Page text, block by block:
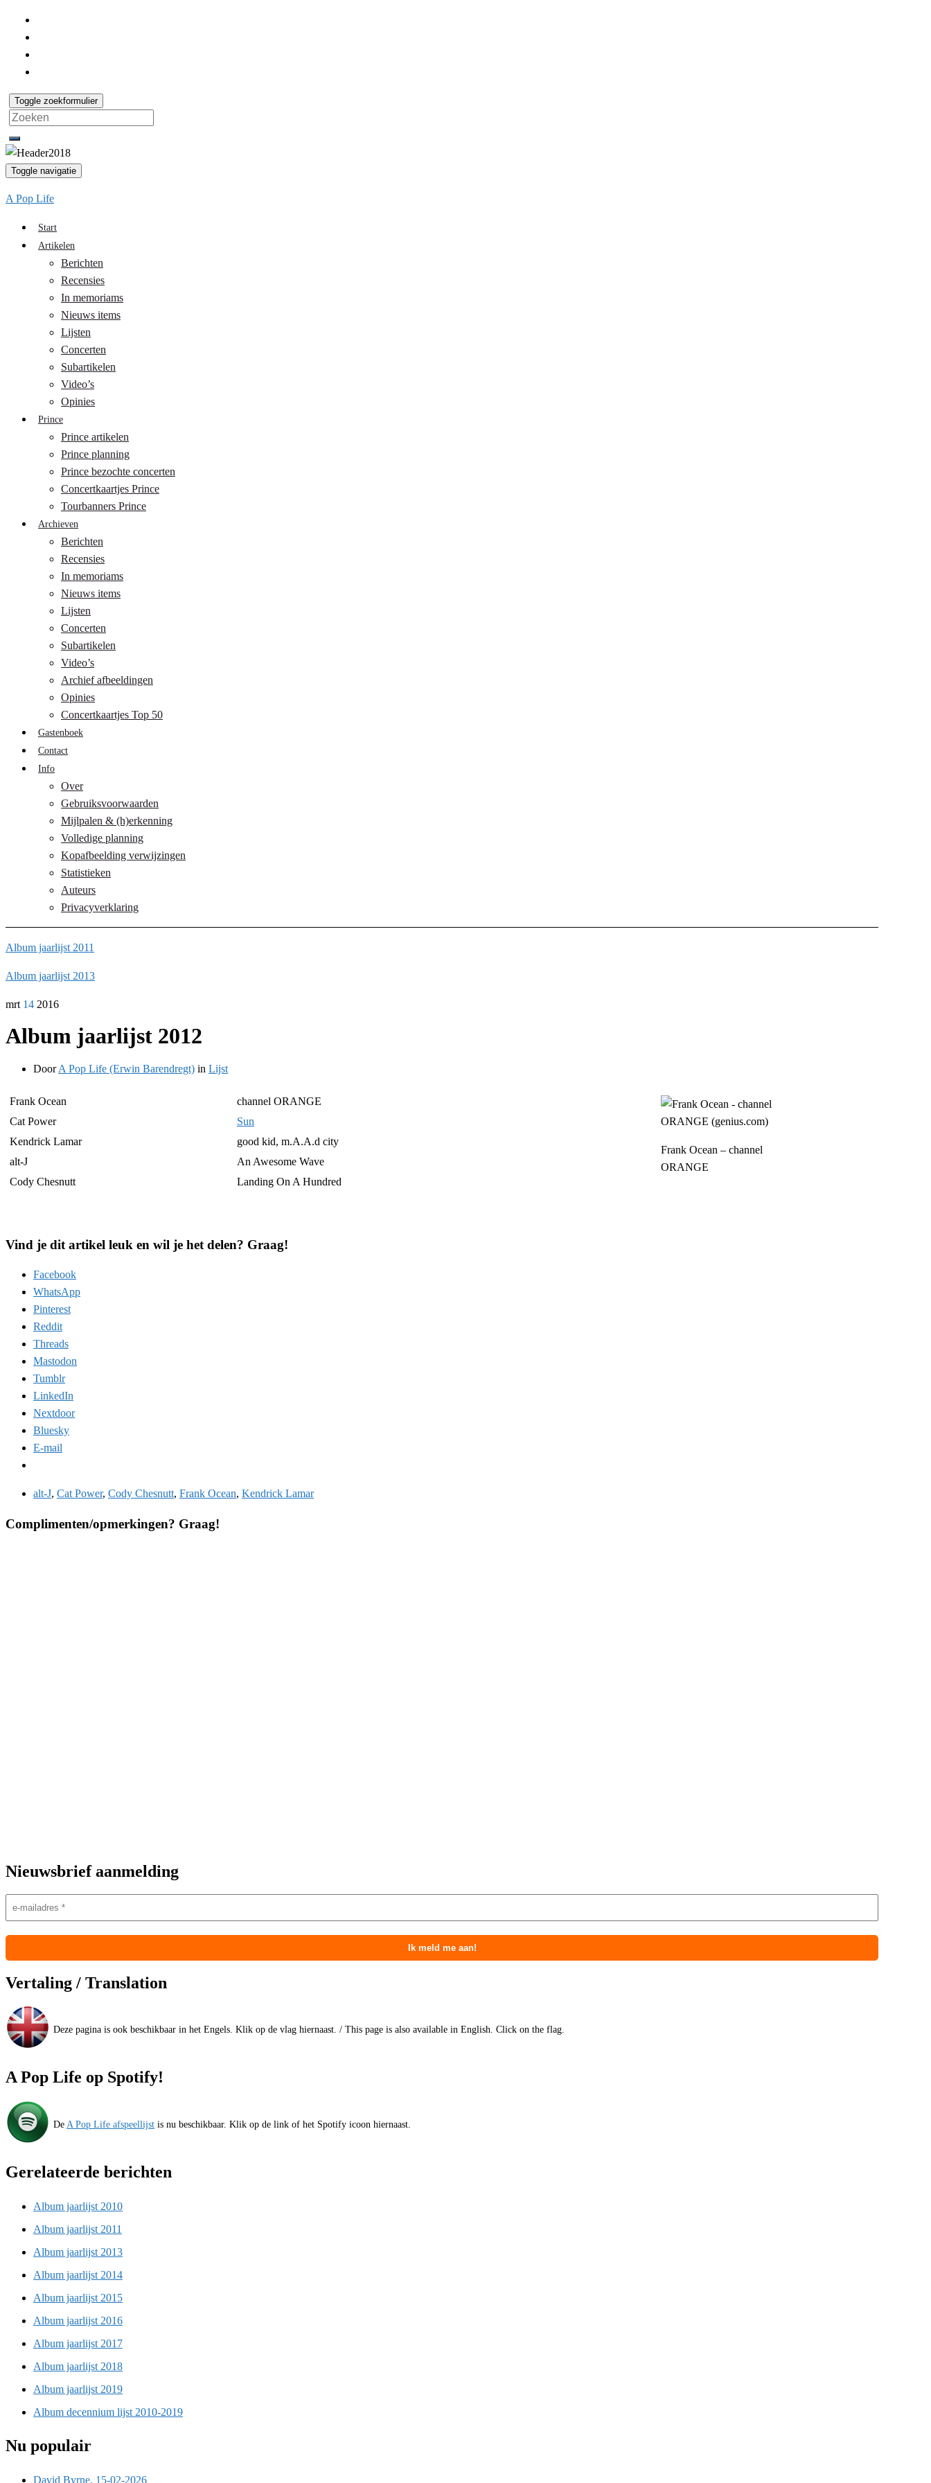
Toggle zoekformulier
Search
for:
Toggle navigatie
A Pop Life
Start
Artikelen
Berichten
Recensies
In memoriams
Nieuws items
Lijsten
Concerten
Subartikelen
Video’s
Opinies
Prince
Prince artikelen
Prince planning
Prince bezochte concerten
Concertkaartjes Prince
Tourbanners Prince
Archieven
Berichten
Recensies
In memoriams
Nieuws items
Lijsten
Concerten
Subartikelen
Video’s
Archief afbeeldingen
Opinies
Concertkaartjes Top 50
Gastenboek
Contact
Info
Over
Gebruiksvoorwaarden
Mijlpalen & (h)erkenning
Volledige planning
Kopafbeelding verwijzingen
Statistieken
Auteurs
Privacyverklaring
Album jaarlijst 2011
Album jaarlijst 2013
mrt 14 2016
Album jaarlijst 2012
DoorA Pop Life (Erwin Barendregt) in Lijst
Frank Ocean
channel ORANGE
Cat Power
Sun
Kendrick Lamar
good kid, m.A.A.d city
alt-J
An Awesome Wave
Cody Chesnutt
Landing On A Hundred
Frank Ocean – channel
ORANGE
Vind je dit artikel leuk en wil je het delen? Graag!
Facebook
WhatsApp
Pinterest
Reddit
Threads
Mastodon
Tumblr
LinkedIn
Nextdoor
Bluesky
E-mail
alt-J, Cat Power, Cody Chesnutt, Frank Ocean, Kendrick Lamar
Complimenten/opmerkingen? Graag!
Nieuwsbrief aanmelding
Vertaling / Translation
Deze pagina is ook beschikbaar in het Engels. Klik op de vlag hiernaast. / This page is also available in English. Click on the flag.
A Pop Life op Spotify!
De A Pop Life afspeellijst is nu beschikbaar. Klik op de link of het Spotify icoon hiernaast.
Gerelateerde berichten
Album jaarlijst 2010
Album jaarlijst 2011
Album jaarlijst 2013
Album jaarlijst 2014
Album jaarlijst 2015
Album jaarlijst 2016
Album jaarlijst 2017
Album jaarlijst 2018
Album jaarlijst 2019
Album decennium lijst 2010-2019
Nu populair
David Byrne, 15-02-2026